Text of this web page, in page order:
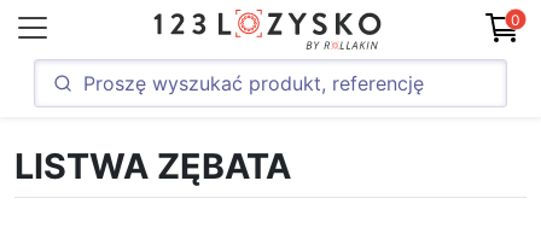
0
LISTWA ZĘBATA